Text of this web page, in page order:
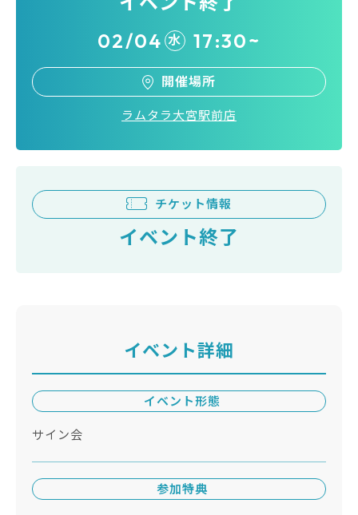
02/04 水 17:30~
開催場所
ラムタラ大宮駅前店
チケット情報
イベント終了
イベント詳細
イベント形態
サイン会
参加特典